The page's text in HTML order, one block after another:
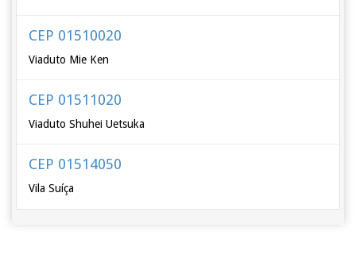
CEP 01510020
Viaduto Mie Ken
CEP 01511020
Viaduto Shuhei Uetsuka
CEP 01514050
Vila Suíça